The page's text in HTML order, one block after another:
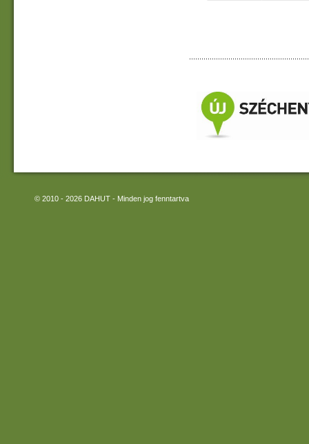
© 2010 - 2026 DAHUT - Minden jog fenntartva